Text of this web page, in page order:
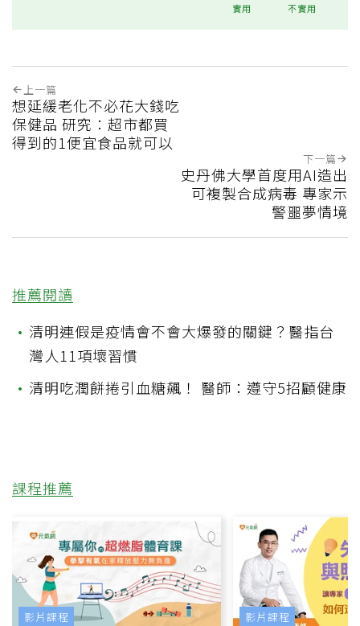
實用 不實用
上一篇
想延緩老化不必花大錢吃
保健品 研究：超市都買
得到的1便宜食品就可以
下一篇
史丹佛大學首度用AI造出
可複製合成病毒 專家示
警噩夢情境
推薦閱讀
• 清明連假是疫情會不會大爆發的關鍵？醫指台
灣人11項壞習慣
• 清明吃潤餅捲引血糖飆！ 醫師：遵守5招顧健康
課程推薦
影片課程 影片課程